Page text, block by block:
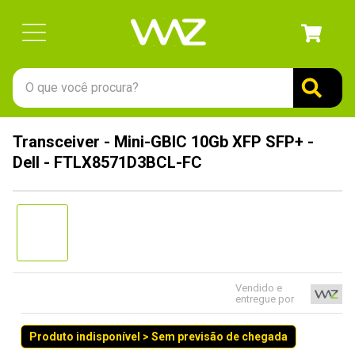
O que você procura?
Transceiver - Mini-GBIC 10Gb XFP SFP+ -
Dell - FTLX8571D3BCL-FC
Vendido e
entregue por
Produto indisponível > Sem previsão de chegada
1º
gabinete
7º
jonsbo
8º
controle